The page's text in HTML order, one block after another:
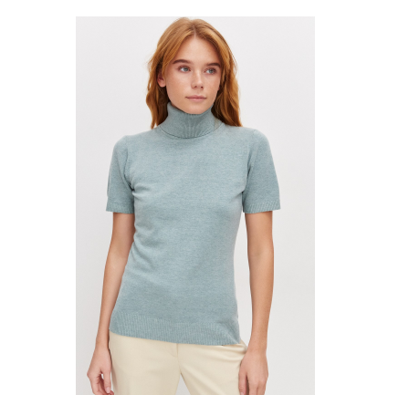
несколько
вариаций.
можно
выбрать
странице
товара.